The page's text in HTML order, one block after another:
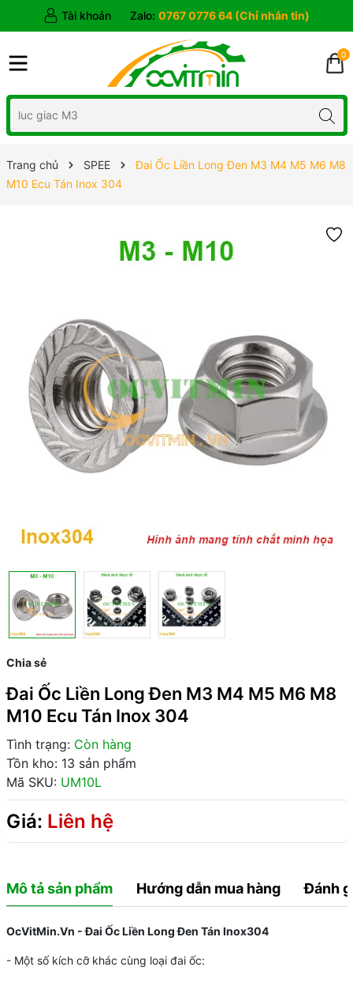
Tài khoản Zalo: 0767 0776 64 (Chỉ nhắn tin)
0
Trang chủ SPEE
Đai Ốc Liền Long Đen M3 M4 M5 M6 M8
M10 Ecu Tán Inox 304
Chia sẻ
Đai Ốc Liền Long Đen M3 M4 M5 M6 M8
M10 Ecu Tán Inox 304
Tình trạng: Còn hàng
Tồn kho: 13 sản phẩm
Mã SKU: UM10L
Giá: Liên hệ
Mô tả sản phẩm Hướng dẫn mua hàng Đánh
OcVitMin.Vn - Đai Ốc Liền Long Đen Tán Inox304
- Một số kích cỡ khác cùng loại đai ốc: